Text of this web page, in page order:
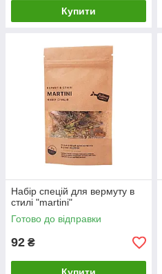
Купити
Набір спецій для вермуту в
стилі "martini"
Готово до відправки
92 ₴